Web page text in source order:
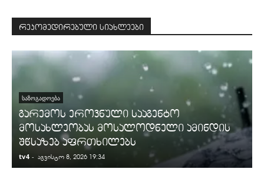
რეკომედირებული სიახლეები
ᲡᲐᲖᲝᲒᲐᲓᲝᲔᲑᲐ
გარემოს ეროვნული სააგენტო
მოსახლეობას მოსალოდნელი ამინდის
შწსაზებ აფრთხილებს
tv4 - აგვისტო 8, 2026 19:34